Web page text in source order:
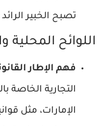
تصبح الخبير
اللوائح المحلية
فهم الإطار
التجارية الخاصة
الإمارات، مثل